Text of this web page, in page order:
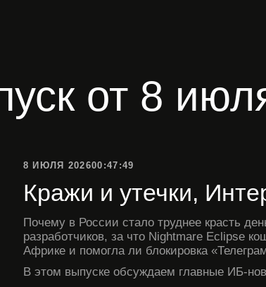
от 8
8 ИЮЛЯ 202600:47:49
Кражи и утечки,
Почему в России стало труднее красть
разработчиков, за что Nightmare Eclipse
Африке и помогла ли блокировка
В этом выпуске обсуждаем главные ИБ-